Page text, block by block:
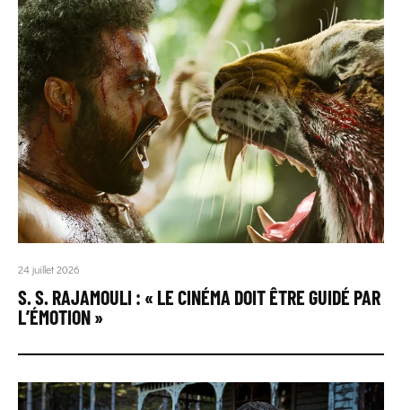
24 juillet 2026
S. S. RAJAMOULI : « LE CINÉMA DOIT ÊTRE GUIDÉ PAR
L’ÉMOTION »